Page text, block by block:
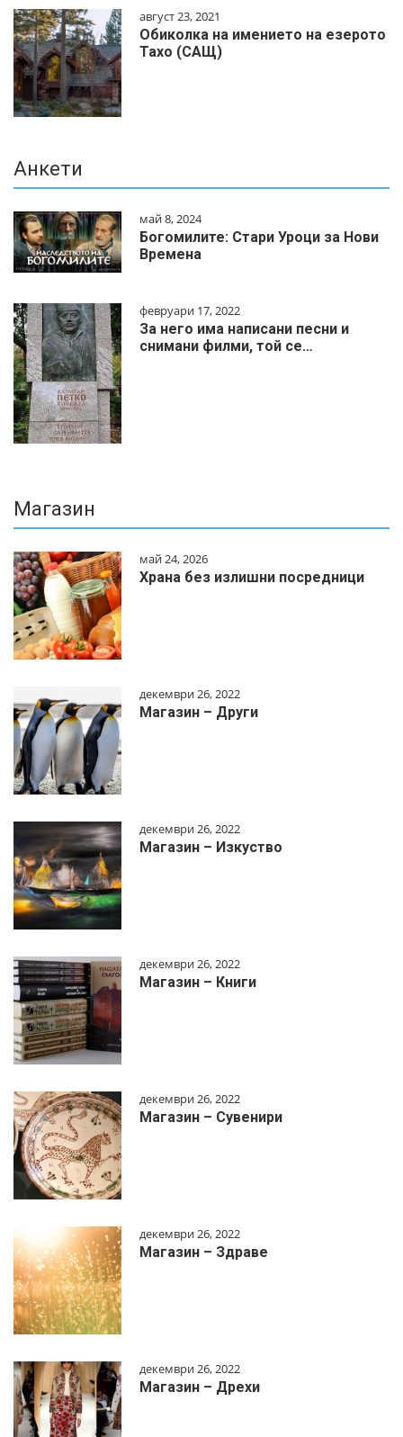
август 23, 2021
Обиколка на имението на езерото
Тахо (САЩ)
Анкети
май 8, 2024
Богомилите: Стари Уроци за Нови
Времена
февруари 17, 2022
За него има написани песни и
снимани филми, той се…
Магазин
май 24, 2026
Храна без излишни посредници
декември 26, 2022
Магазин – Други
декември 26, 2022
Магазин – Изкуство
декември 26, 2022
Магазин – Книги
декември 26, 2022
Магазин – Сувенири
декември 26, 2022
Магазин – Здраве
декември 26, 2022
Магазин – Дрехи